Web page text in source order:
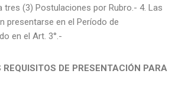
tres (3) Postulaciones por Rubro.- 4. Las
presentarse en el Período de
en el Art. 3°.-
DE PRESENTACIÓN PARA